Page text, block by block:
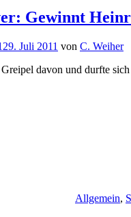
Gewinnt
29. Juli 2011 von C. Weiher
davon und durfte
Allgemein,